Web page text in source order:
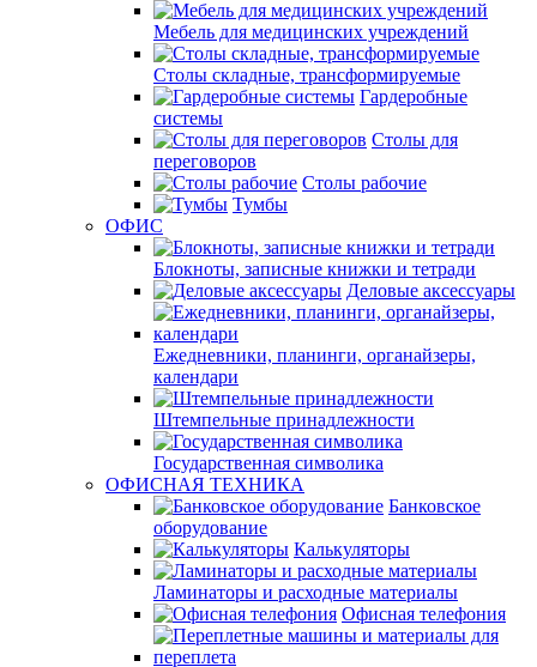
Мебель для медицинских учреждений
Столы складные, трансформируемые
Гардеробные
системы
Столы для
переговоров
Столы рабочие
Тумбы
ОФИС
Блокноты, записные книжки и тетради
Деловые аксессуары
Ежедневники, планинги, органайзеры,
календари
Штемпельные принадлежности
Государственная символика
ОФИСНАЯ ТЕХНИКА
Банковское
оборудование
Калькуляторы
Ламинаторы и расходные материалы
Офисная телефония